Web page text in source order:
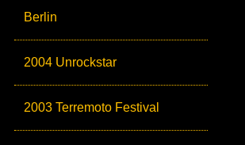
Berlin
2004 Unrockstar
2003 Terremoto Festival